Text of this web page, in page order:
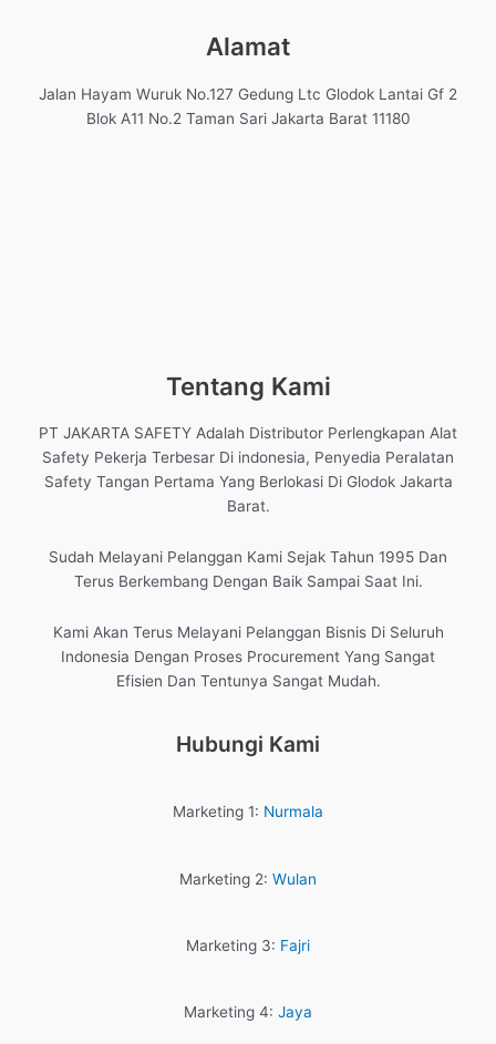
Alamat
Jalan Hayam Wuruk No.127 Gedung Ltc Glodok Lantai Gf 2
Blok A11 No.2 Taman Sari Jakarta Barat 11180
Tentang Kami
PT JAKARTA SAFETY Adalah Distributor Perlengkapan Alat
Safety Pekerja Terbesar Di indonesia, Penyedia Peralatan
Safety Tangan Pertama Yang Berlokasi Di Glodok Jakarta
Barat.
Sudah Melayani Pelanggan Kami Sejak Tahun 1995 Dan
Terus Berkembang Dengan Baik Sampai Saat Ini.
Kami Akan Terus Melayani Pelanggan Bisnis Di Seluruh
Indonesia Dengan Proses Procurement Yang Sangat
Efisien Dan Tentunya Sangat Mudah.
Hubungi Kami
Marketing 1: Nurmala
Marketing 2: Wulan
Marketing 3: Fajri
Marketing 4: Jaya